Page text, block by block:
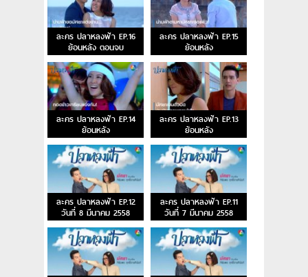
ละคร ปลาหลงฟ้า EP.16
ย้อนหลัง ตอนจบ
ละคร ปลาหลงฟ้า EP.15
ย้อนหลัง
ละคร ปลาหลงฟ้า EP.14
ย้อนหลัง
ละคร ปลาหลงฟ้า EP.13
ย้อนหลัง
ละคร ปลาหลงฟ้า EP.12
วันที่ 8 มีนาคม 2558
ละคร ปลาหลงฟ้า EP.11
วันที่ 7 มีนาคม 2558